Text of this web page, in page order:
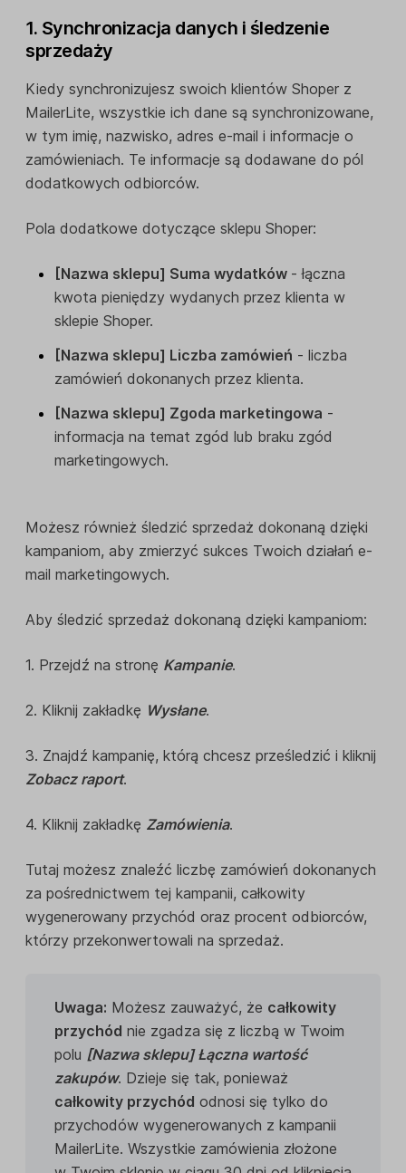
1. Synchronizacja danych i śledzenie
sprzedaży
Kiedy synchronizujesz swoich klientów Shoper z
MailerLite, wszystkie ich dane są synchronizowane,
w tym imię, nazwisko, adres e-mail i informacje o
zamówieniach. Te informacje są dodawane do pól
dodatkowych odbiorców.
Pola dodatkowe dotyczące sklepu Shoper:
[Nazwa sklepu] Suma wydatków - łączna
kwota pieniędzy wydanych przez klienta w
sklepie Shoper.
[Nazwa sklepu] Liczba zamówień - liczba
zamówień dokonanych przez klienta.
[Nazwa sklepu] Zgoda marketingowa -
informacja na temat zgód lub braku zgód
marketingowych.
Możesz również śledzić sprzedaż dokonaną dzięki
kampaniom, aby zmierzyć sukces Twoich działań e-
mail marketingowych.
Aby śledzić sprzedaż dokonaną dzięki kampaniom:
1. Przejdź na stronę Kampanie.
2. Kliknij zakładkę Wysłane.
3. Znajdź kampanię, którą chcesz prześledzić i kliknij
Zobacz raport.
4. Kliknij zakładkę Zamówienia.
Tutaj możesz znaleźć liczbę zamówień dokonanych
za pośrednictwem tej kampanii, całkowity
wygenerowany przychód oraz procent odbiorców,
którzy przekonwertowali na sprzedaż.
Uwaga: Możesz zauważyć, że całkowity
przychód nie zgadza się z liczbą w Twoim
polu [Nazwa sklepu] Łączna wartość
zakupów. Dzieje się tak, ponieważ
całkowity przychód odnosi się tylko do
przychodów wygenerowanych z kampanii
MailerLite. Wszystkie zamówienia złożone